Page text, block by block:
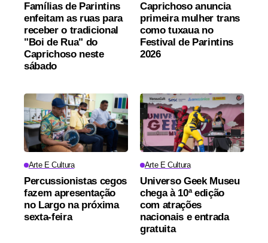
Famílias de Parintins
enfeitam as ruas para
receber o tradicional
"Boi de Rua" do
Caprichoso neste
sábado
Caprichoso anuncia
primeira mulher trans
como tuxaua no
Festival de Parintins
2026
Arte E Cultura
Percussionistas cegos
fazem apresentação
no Largo na próxima
sexta-feira
Arte E Cultura
Universo Geek Museu
chega à 10ª edição
com atrações
nacionais e entrada
gratuita